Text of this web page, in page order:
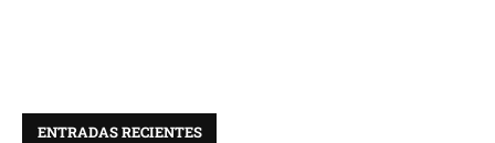
ENTRADAS RECIENTES